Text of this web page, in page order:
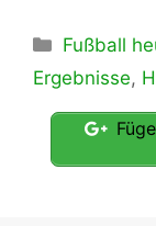
Kategorien
Fußball
Ergebnisse,